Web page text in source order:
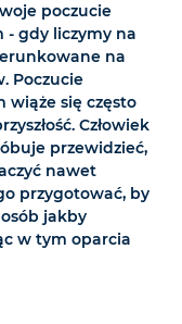
poczucie
- gdy liczymy na
na
Poczucie
wiąże się często
Człowiek
przewidzieć,
nawet
przygotować, by
jakby
w tym oparcia